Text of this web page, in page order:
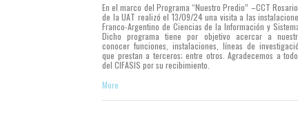
En el marco del Programa “Nuestro Predio” –CCT
de la UAT realizó el 13/09/24 una visita a las
Franco-Argentino de Ciencias de la Información y
Dicho programa tiene por objetivo acercar a
conocer funciones, instalaciones, líneas de
que prestan a terceros; entre otros. Agradecemos a
del CIFASIS por su recibimiento.
More